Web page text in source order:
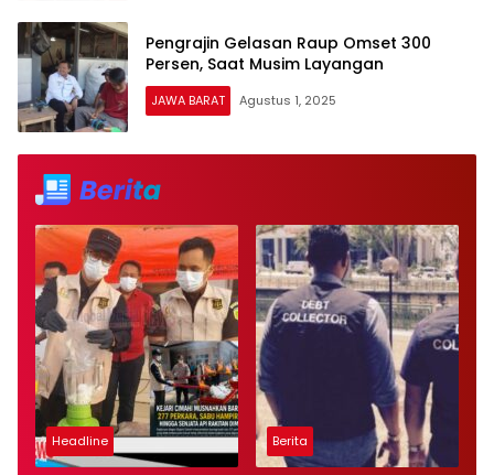
Pengrajin Gelasan Raup Omset 300
Persen, Saat Musim Layangan
JAWA BARAT Agustus 1, 2025
Headline Berita